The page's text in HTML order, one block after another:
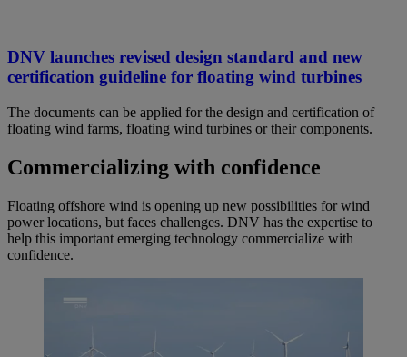
DNV launches revised design standard and new
certification guideline for floating wind turbines
The documents can be applied for the design and certification of
floating wind farms, floating wind turbines or their components.
Commercializing with confidence
Floating offshore wind is opening up new possibilities for wind
power locations, but faces challenges. DNV has the expertise to
help this important emerging technology commercialize with
confidence.